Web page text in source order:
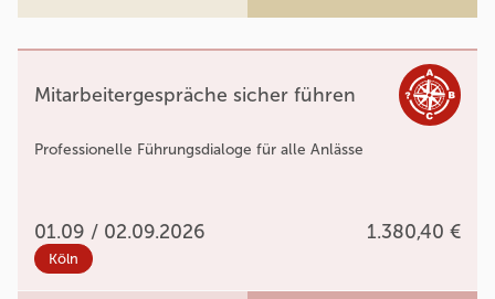
Mitarbeitergespräche sicher führen
Professionelle Führungsdialoge für alle Anlässe
01.09 / 02.09.2026 1.380,40 €
Köln